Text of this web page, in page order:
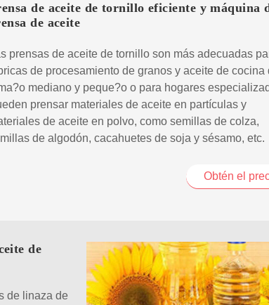
de aceite de tornillo eficiente y máquina
de aceite
prensas de aceite de tornillo son más adecuadas
de procesamiento de granos y aceite de cocina
mediano y peque?o o para hogares
prensar materiales de aceite en partículas y
de aceite en polvo, como semillas de colza,
de algodón, cacahuetes de soja y sésamo, etc.
Obtén el
de
de linaza de